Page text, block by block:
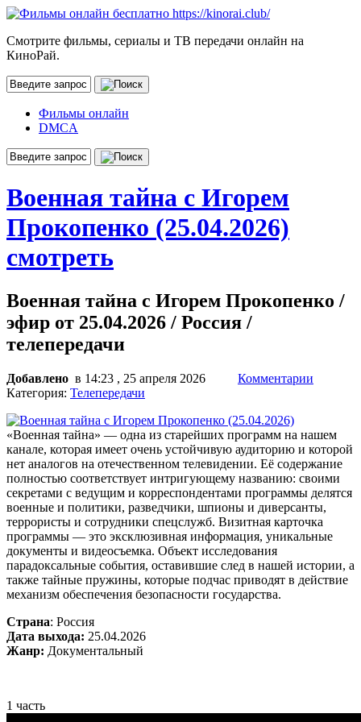
Смотрите фильмы, сериалы и ТВ передачи онлайн на
КиноРай.
Фильмы онлайн
DMCA
Военная тайна с Игорем
Прокопенко (25.04.2026)
смотреть
Военная тайна с Игорем Прокопенко /
эфир от 25.04.2026 / Россия /
телепередачи
Добавлено в 14:23 , 25 апреля 2026
Комментарии
Категория: Телепередачи
«Военная тайна» — одна из старейших программ на нашем
канале, которая имеет очень устойчивую аудиторию и которой
нет аналогов на отечественном телевидении. Её содержание
полностью соответствует интригующему названию: своими
секретами с ведущим и корреспондентами программы делятся
военные и политики, разведчики, шпионы и диверсанты,
террористы и сотрудники спецслужб. Визитная карточка
программы — это эксклюзивная информация, уникальные
документы и видеосъемка. Объект исследования
парадоксальные события, оставившие след в нашей истории, а
также тайные пружины, которые подчас приводят в действие
механизм обеспечения безопасности государства.
Страна: Россия
Дата выхода: 25.04.2026
Жанр: Документальный
1 часть